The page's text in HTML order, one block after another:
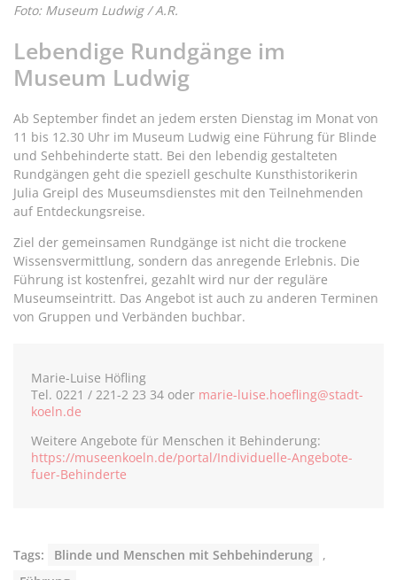
Foto: Museum Ludwig / A.R.
Lebendige Rundgänge im
Museum Ludwig
Ab September findet an jedem ersten Dienstag im Monat von
11 bis 12.30 Uhr im Museum Ludwig eine Führung für Blinde
und Sehbehinderte statt. Bei den lebendig gestalteten
Rundgängen geht die speziell geschulte Kunsthistorikerin
Julia Greipl des Museumsdienstes mit den Teilnehmenden
auf Entdeckungsreise.
Ziel der gemeinsamen Rundgänge ist nicht die trockene
Wissensvermittlung, sondern das anregende Erlebnis. Die
Führung ist kostenfrei, gezahlt wird nur der reguläre
Museumseintritt. Das Angebot ist auch zu anderen Terminen
von Gruppen und Verbänden buchbar.
Marie-Luise Höfling
Tel. 0221 / 221-2 23 34 oder marie-luise.hoefling@stadt-
koeln.de
Weitere Angebote für Menschen it Behinderung:
https://museenkoeln.de/portal/Individuelle-Angebote-
fuer-Behinderte
Tags: Blinde und Menschen mit Sehbehinderung
,